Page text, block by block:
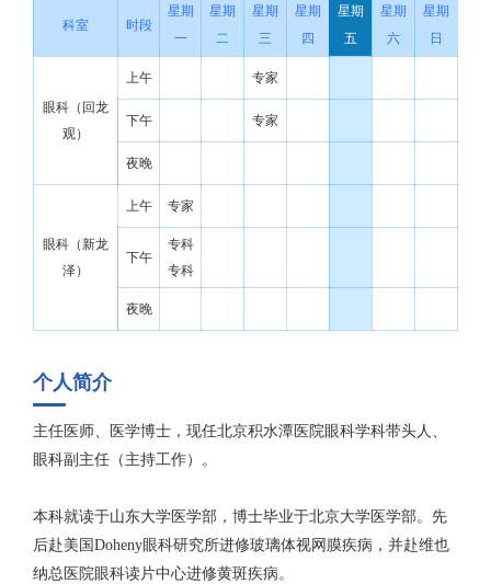
科室 时段
星期
一
星期
二
星期
三
星期
四
星期
五
星期
六
星期
日
眼科（回龙
观）
上午 专家
下午 专家
夜晚
眼科（新龙
泽）
上午 专家
下午
专科
专科
夜晚
个人简介
主任医师、医学博士，现任北京积水潭医院眼科学科带头人、
眼科副主任（主持工作）。
本科就读于山东大学医学部，博士毕业于北京大学医学部。先
后赴美国Doheny眼科研究所进修玻璃体视网膜疾病，并赴维也
纳总医院眼科读片中心进修黄斑疾病。